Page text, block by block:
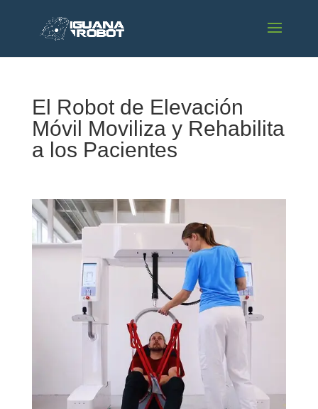
El Robot de Elevación
Móvil Moviliza y Rehabilita
a los Pacientes